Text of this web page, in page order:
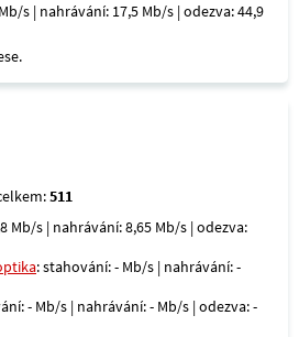
s | nahrávání: 17,5 Mb/s | odezva: 44,9
511
Mb/s | nahrávání: 8,65 Mb/s | odezva:
: stahování: - Mb/s | nahrávání: -
- Mb/s | nahrávání: - Mb/s | odezva: -